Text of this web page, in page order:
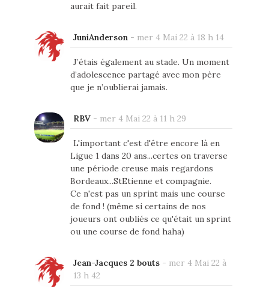
aurait fait pareil.
JuniAnderson- mer 4 Mai 22 à 18 h 14
J’étais également au stade. Un moment
d’adolescence partagé avec mon père
que je n’oublierai jamais.
RBV- mer 4 Mai 22 à 11 h 29
L'important c'est d'être encore là en
Ligue 1 dans 20 ans...certes on traverse
une période creuse mais regardons
Bordeaux...StEtienne et compagnie.
Ce n'est pas un sprint mais une course
de fond ! (même si certains de nos
joueurs ont oubliés ce qu'était un sprint
ou une course de fond haha)
Jean-Jacques 2 bouts- mer 4 Mai 22 à
13 h 42